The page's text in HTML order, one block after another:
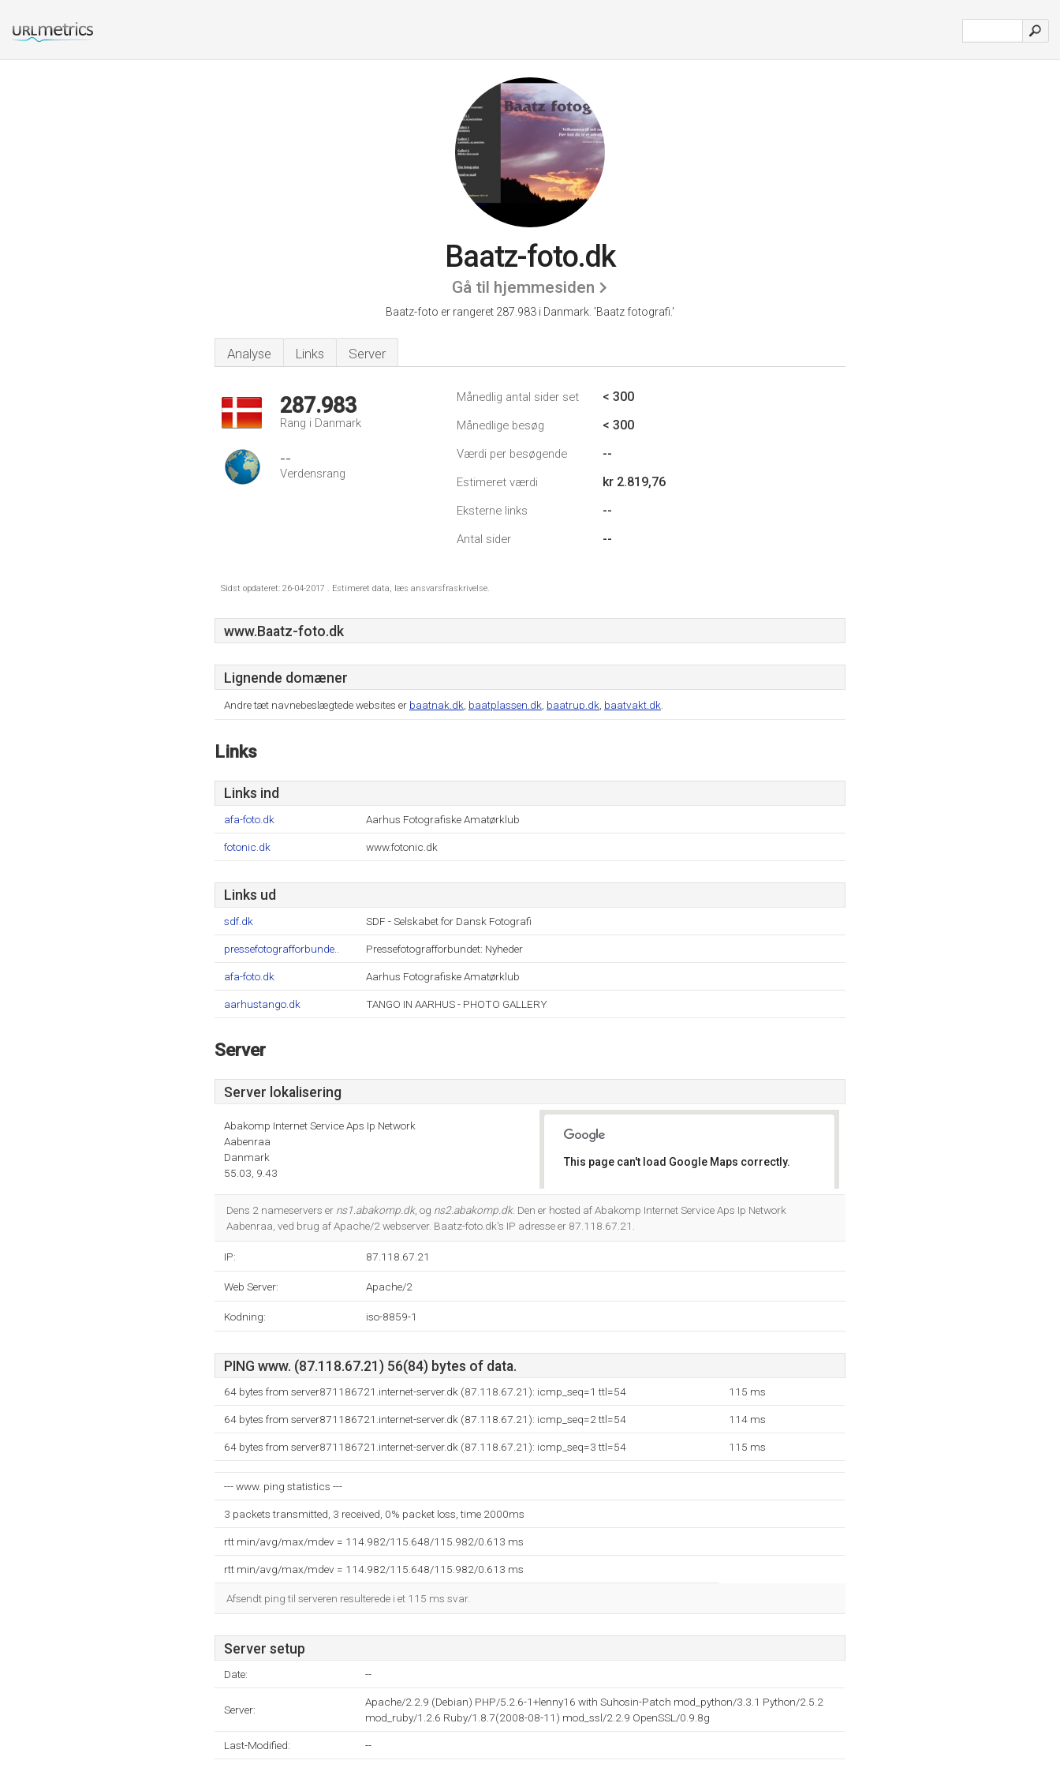
Baatz-foto.dk
Gå til hjemmesiden
Baatz-foto er rangeret 287.983 i Danmark. 'Baatz fotografi.'
Analyse Links Server
287.983
Rang i Danmark
--
Verdensrang
Månedlig antal sider set < 300
Månedlige besøg < 300
Værdi per besøgende --
Estimeret værdi kr 2.819,76
Eksterne links --
Antal sider --
Sidst opdateret: 26-04-2017 . Estimeret data, læs ansvarsfraskrivelse.
www.Baatz-foto.dk
Lignende domæner
Andre tæt navnebeslægtede websites er baatnak.dk baatplassen.dk baatrup.dk baatvakt.dk
Links
Links ind
afa-foto.dk Aarhus Fotografiske Amatørklub
fotonic.dk www.fotonic.dk
Links ud
sdf.dk SDF - Selskabet for Dansk Fotografi
pressefotografforbunde.. Pressefotografforbundet: Nyheder
afa-foto.dk Aarhus Fotografiske Amatørklub
aarhustango.dk TANGO IN AARHUS - PHOTO GALLERY
Server
Server lokalisering
Abakomp Internet Service Aps Ip Network
Aabenraa
Danmark
55.03, 9.43
This page can't load Google Maps correctly.
Dens 2 nameservers er ns1.abakomp.dk, og ns2.abakomp.dk. Den er hosted af Abakomp Internet Service Aps Ip Network
Aabenraa, ved brug af Apache/2 webserver. Baatz-foto.dk's IP adresse er 87.118.67.21.
IP: 87.118.67.21
Web Server: Apache/2
Kodning: iso-8859-1
PING www. (87.118.67.21) 56(84) bytes of data.
64 bytes from server871186721.internet-server.dk (87.118.67.21): icmp_seq=1 ttl=54 115 ms
64 bytes from server871186721.internet-server.dk (87.118.67.21): icmp_seq=2 ttl=54 114 ms
64 bytes from server871186721.internet-server.dk (87.118.67.21): icmp_seq=3 ttl=54 115 ms
--- www. ping statistics ---
3 packets transmitted, 3 received, 0% packet loss, time 2000ms
rtt min/avg/max/mdev = 114.982/115.648/115.982/0.613 ms
rtt min/avg/max/mdev = 114.982/115.648/115.982/0.613 ms
Afsendt ping til serveren resulterede i et 115 ms svar.
Server setup
Date: --
Server:
Apache/2.2.9 (Debian) PHP/5.2.6-1+lenny16 with Suhosin-Patch mod_python/3.3.1 Python/2.5.2
mod_ruby/1.2.6 Ruby/1.8.7(2008-08-11) mod_ssl/2.2.9 OpenSSL/0.9.8g
Last-Modified: --